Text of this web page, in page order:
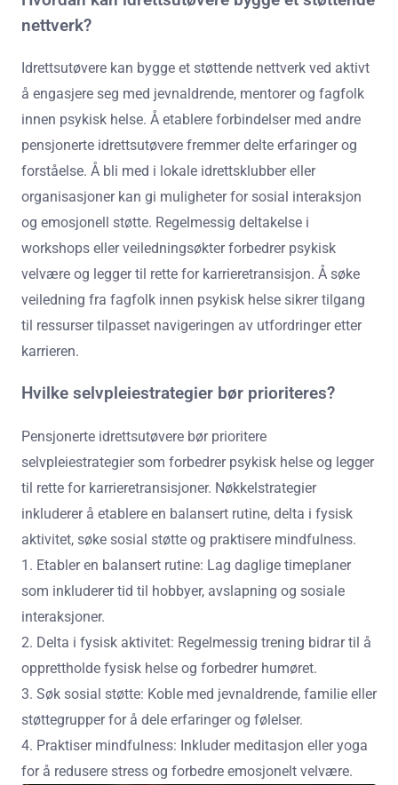
nettverk?
Idrettsutøvere kan bygge et støttende nettverk ved aktivt
å engasjere seg med jevnaldrende, mentorer og fagfolk
innen psykisk helse. Å etablere forbindelser med andre
pensjonerte idrettsutøvere fremmer delte erfaringer og
forståelse. Å bli med i lokale idrettsklubber eller
organisasjoner kan gi muligheter for sosial interaksjon
og emosjonell støtte. Regelmessig deltakelse i
workshops eller veiledningsøkter forbedrer psykisk
velvære og legger til rette for karrieretransisjon. Å søke
veiledning fra fagfolk innen psykisk helse sikrer tilgang
til ressurser tilpasset navigeringen av utfordringer etter
karrieren.
Hvilke selvpleiestrategier bør prioriteres?
Pensjonerte idrettsutøvere bør prioritere
selvpleiestrategier som forbedrer psykisk helse og legger
til rette for karrieretransisjoner. Nøkkelstrategier
inkluderer å etablere en balansert rutine, delta i fysisk
aktivitet, søke sosial støtte og praktisere mindfulness.
1. Etabler en balansert rutine: Lag daglige timeplaner
som inkluderer tid til hobbyer, avslapning og sosiale
interaksjoner.
2. Delta i fysisk aktivitet: Regelmessig trening bidrar til å
opprettholde fysisk helse og forbedrer humøret.
3. Søk sosial støtte: Koble med jevnaldrende, familie eller
støttegrupper for å dele erfaringer og følelser.
4. Praktiser mindfulness: Inkluder meditasjon eller yoga
for å redusere stress og forbedre emosjonelt velvære.